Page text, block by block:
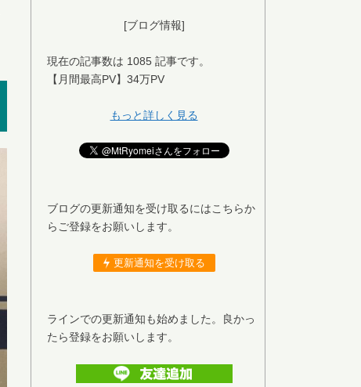
[ブログ情報]
現在の記事数は 1085 記事です。
【月間最高PV】34万PV
もっと詳しく見る
ブログの更新通知を受け取るにはこちらか
らご登録をお願いします。
更新通知を受け取る
ラインでの更新通知も始めました。良かっ
たら登録をお願いします。